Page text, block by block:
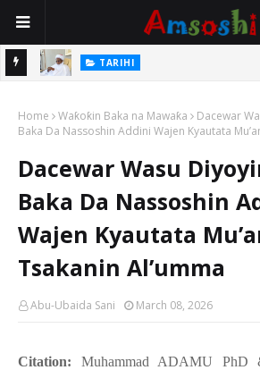
Mata TARIHI
Hassan
Home Waƙoƙin Baka na Mawaƙa
Dacewar
Baka Da Nassoshin Addini Wajen Kyautata
Dacewar Wasu
Baka Da Nassoshin
Wajen Kyautata
Tsakanin Al’umma
Abu-Ubaida Sani March 08, 2026
Citation: Muhammad ADAMU PhD